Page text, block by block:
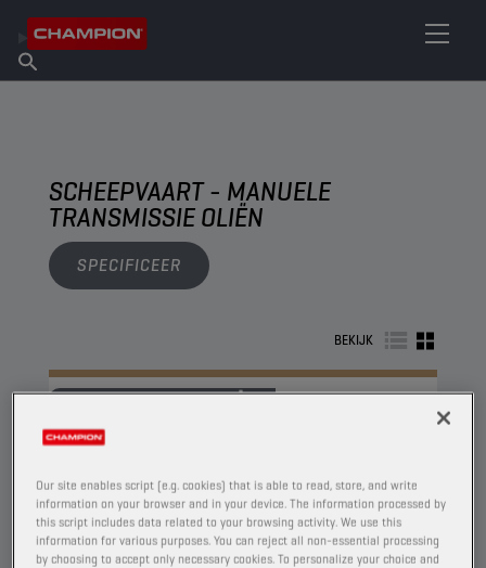
Over Champion
Vind een verkooppunt
SCHEEPVAART - MANUELE
TRANSMISSIE OLIËN
SPECIFICEER
BEKIJK
MANUELE TRANSMISSIE OLIËN
Our site enables script (e.g. cookies) that is able to read, store, and write
information on your browser and in your device. The information processed by
this script includes data related to your browsing activity. We use this
information for various purposes. You can reject all non-essential processing
by choosing to accept only necessary cookies. To personalize your choice and